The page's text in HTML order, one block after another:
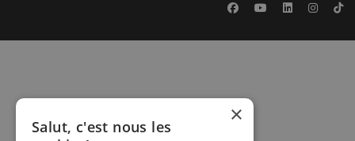
×
Salut, c'est nous les